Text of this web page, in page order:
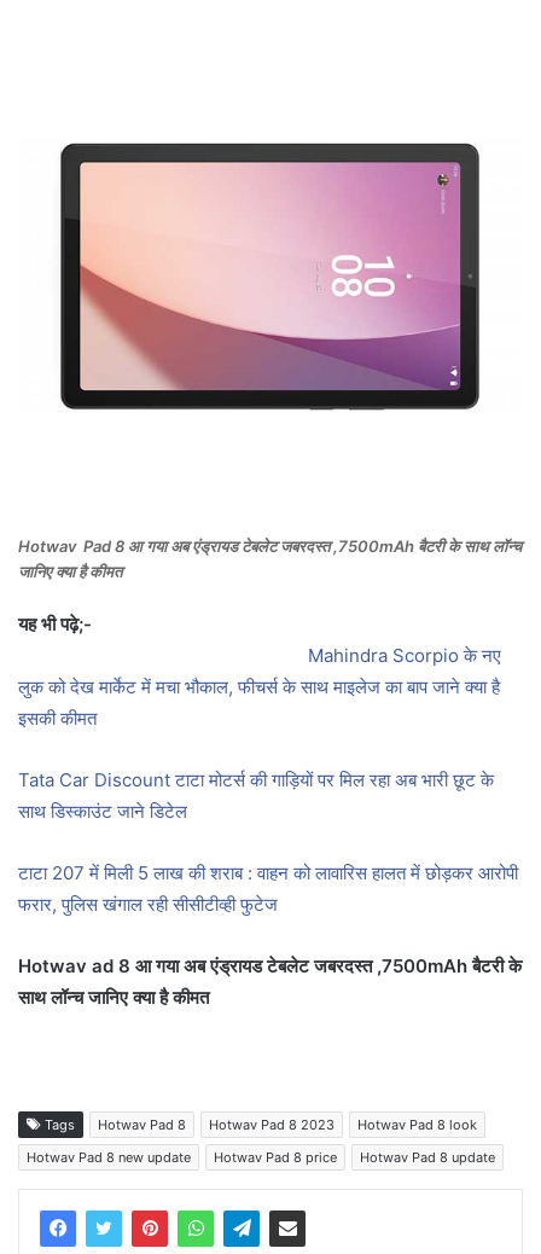
Hotwav Pad 8 आ गया अब एंड्रायड टेबलेट जबरदस्त ,7500mAh बैटरी के साथ लॉन्च
जानिए क्या है कीमत
यह भी पढ़े;-
Mahindra Scorpio के नए
लुक को देख मार्केट में मचा भौकाल, फीचर्स के साथ माइलेज का बाप जाने क्या है
इसकी कीमत
Tata Car Discount टाटा मोटर्स की गाड़ियों पर मिल रहा अब भारी छूट के
साथ डिस्काउंट जाने डिटेल
टाटा 207 में मिली 5 लाख की शराब : वाहन को लावारिस हालत में छोड़कर आरोपी
फरार, पुलिस खंगाल रही सीसीटीव्ही फुटेज
Hotwav ad 8 आ गया अब एंड्रायड टेबलेट जबरदस्त ,7500mAh बैटरी के
साथ लॉन्च जानिए क्या है कीमत
Tags Hotwav Pad 8 Hotwav Pad 8 2023
Hotwav Pad 8 look
Hotwav Pad 8 new update
Hotwav Pad 8 price Hotwav Pad 8 update